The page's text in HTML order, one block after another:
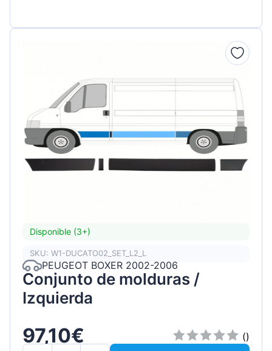
Disponible (3+)
SKU: W1-DUCATO02_SET_L2_L
PEUGEOT BOXER 2002-2006
Conjunto de molduras /
Izquierda
97,10€ ()